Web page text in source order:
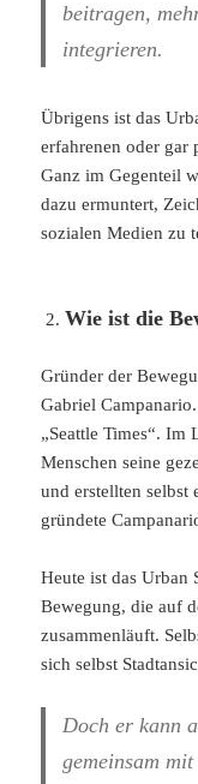
beitragen,
integrieren.
Übrigens ist das
erfahrenen oder gar
Ganz im Gegenteil
dazu ermuntert,
sozialen Medien zu
Wie ist die
Gründer der
Gabriel
„Seattle Times“. Im
Menschen seine
und erstellten selbst
gründete
Heute ist das Urban
Bewegung, die auf
zusammenläuft.
sich selbst
Doch er kann
gemeinsam